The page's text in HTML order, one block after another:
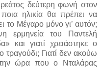
δεύτερη φωνή στον
ηλικία θα πρέπει να
το Μέγαρο μόνο γι’ αυτόν;
ερμηνεία του Παντελή
και γιατί χρειάστηκε ο
τραγούδι; Γιατί δεν ακούω
ώρα που ο Νταλάρας